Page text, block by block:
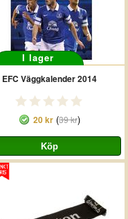
I lager
EFC Väggkalender 2014
20 kr(39 kr)